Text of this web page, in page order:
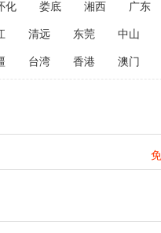
化 娄底 湘西 广东
清远 东莞 中山
台湾 香港 澳门